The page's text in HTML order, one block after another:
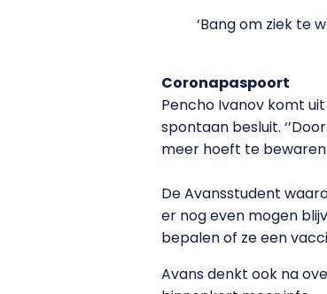
‘Bang om ziek te
Coronapaspoort
Pencho Ivanov komt
spontaan besluit.
meer hoeft te bewaren
De Avansstudent
er nog even mogen
bepalen of ze een
Avans denkt ook na